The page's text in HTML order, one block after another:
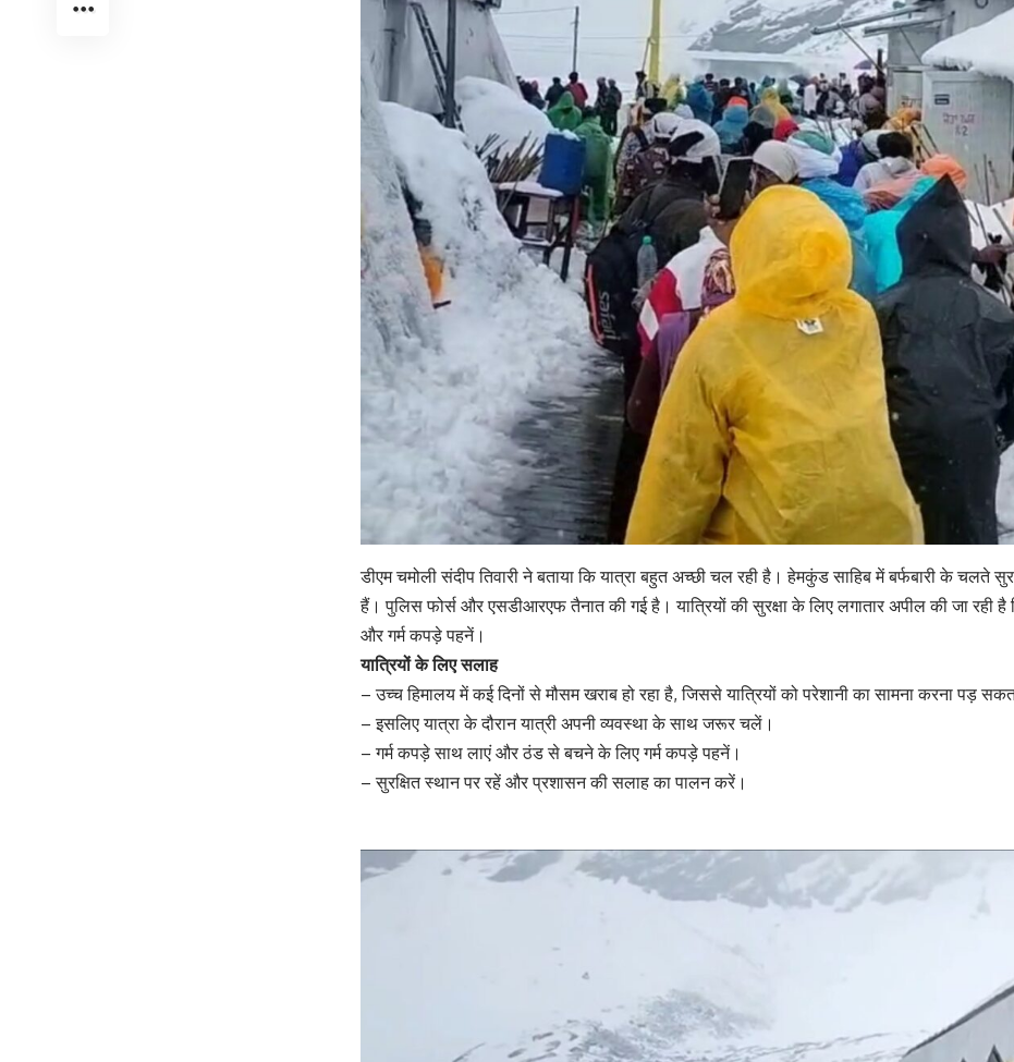
डीएम चमोली संदीप तिवारी ने बताया कि यात्रा बहुत अच्छी चल रही है। हेमकुंड साहिब में बर्फबारी के चलते
हैं। पुलिस फोर्स और एसडीआरएफ तैनात की गई है। यात्रियों की सुरक्षा के लिए लगातार अपील की जा रही है
और गर्म कपड़े पहनें।
यात्रियों के लिए सलाह
– उच्च हिमालय में कई दिनों से मौसम खराब हो रहा है, जिससे यात्रियों को परेशानी का सामना करना पड़
– इसलिए यात्रा के दौरान यात्री अपनी व्यवस्था के साथ जरूर चलें।
– गर्म कपड़े साथ लाएं और ठंड से बचने के लिए गर्म कपड़े पहनें।
– सुरक्षित स्थान पर रहें और प्रशासन की सलाह का पालन करें।